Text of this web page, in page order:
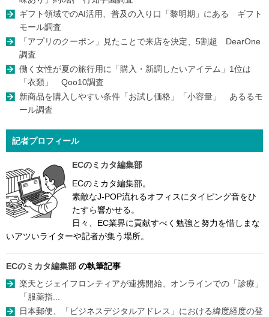
ギフト領域でのAI活用、普及の入り口「黎明期」にある ギフト
モール調査
「アプリのクーポン」見たことで来店を決定、5割超 DearOne
調査
働く女性が夏の旅行用に「購入・新調したいアイテム」1位は
「衣類」 Qoo10調査
新商品を購入しやすい条件「お試し価格」「小容量」 あるるモ
ール調査
記者プロフィール
ECのミカタ編集部
ECのミカタ編集部。
素敵なJ-POP流れるオフィスにタイピング音をひ
たすら響かせる。
日々、EC業界に貢献すべく勉強と努力を惜しまな
いアツいライターや記者が集う場所。
ECのミカタ編集部 の執筆記事
楽天とジェイフロンティアが連携開始、オンラインでの「診療」
「服薬指...
日本郵便、「ビジネスデジタルアドレス」における緯度経度の登